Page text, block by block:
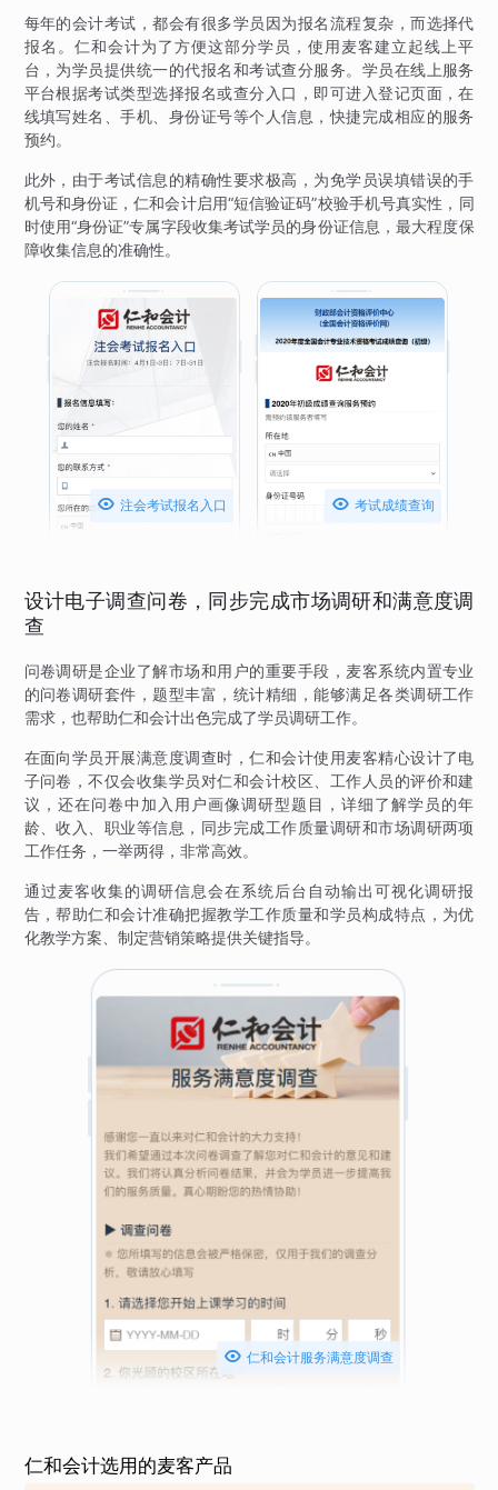
每年的会计考试，都会有很多学员因为报名流程复杂，而选择代
报名。仁和会计为了方便这部分学员，使用麦客建立起线上平
台，为学员提供统一的代报名和考试查分服务。学员在线上服务
平台根据考试类型选择报名或查分入口，即可进入登记页面，在
线填写姓名、手机、身份证号等个人信息，快捷完成相应的服务
预约。
此外，由于考试信息的精确性要求极高，为免学员误填错误的手
机号和身份证，仁和会计启用“短信验证码”校验手机号真实性，同
时使用“身份证”专属字段收集考试学员的身份证信息，最大程度保
障收集信息的准确性。
 注会考试报名入口  考试成绩查询
设计电子调查问卷，同步完成市场调研和满意度调
查
问卷调研是企业了解市场和用户的重要手段，麦客系统内置专业
的问卷调研套件，题型丰富，统计精细，能够满足各类调研工作
需求，也帮助仁和会计出色完成了学员调研工作。
在面向学员开展满意度调查时，仁和会计使用麦客精心设计了电
子问卷，不仅会收集学员对仁和会计校区、工作人员的评价和建
议，还在问卷中加入用户画像调研型题目，详细了解学员的年
龄、收入、职业等信息，同步完成工作质量调研和市场调研两项
工作任务，一举两得，非常高效。
通过麦客收集的调研信息会在系统后台自动输出可视化调研报
告，帮助仁和会计准确把握教学工作质量和学员构成特点，为优
化教学方案、制定营销策略提供关键指导。
 仁和会计服务满意度调查
仁和会计选用的麦客产品